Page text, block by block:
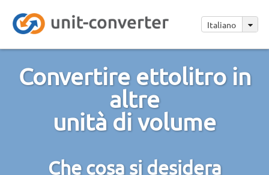
Italiano
Convertire ettolitro in
altre
unità di volume
Che cosa si desidera